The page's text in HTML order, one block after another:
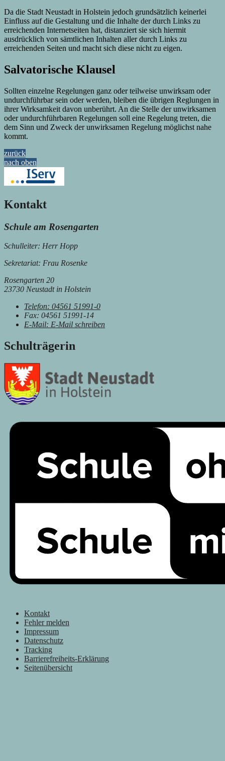
Da die Stadt Neustadt in Holstein jedoch grundsätzlich keinerlei
Einfluss auf die Gestaltung und die Inhalte der durch Links zu
erreichenden Internetseiten hat, distanziert sie sich hiermit
ausdrücklich von sämtlichen Inhalten aller durch Links zu
erreichenden Seiten und macht sich diese nicht zu eigen.
Salvatorische Klausel
Sollten einzelne Regelungen ganz oder teilweise unwirksam oder
undurchführbar sein oder werden, bleiben die übrigen Reglungen in
ihrer Wirksamkeit davon unberührt. An die Stelle der unwirksamen
oder undurchführbaren Regelungen soll eine Regelung treten, die
dem Sinn und Zweck der unwirksamen Regelung möglichst nahe
kommt.
zurück
nach oben
Kontakt
Schule am Rosengarten
Schulleiter: Herr Hopp
Sekretariat: Frau Rosenke
Rosengarten 20
23730 Neustadt in Holstein
Telefon: 04561 51991-0
Fax: 04561 51991-14
E-Mail: E-Mail schreiben
Schulträgerin
Kontakt
Fehler melden
Impressum
Datenschutz
Tracking
Barrierefreiheits-Erklärung
Seitenübersicht